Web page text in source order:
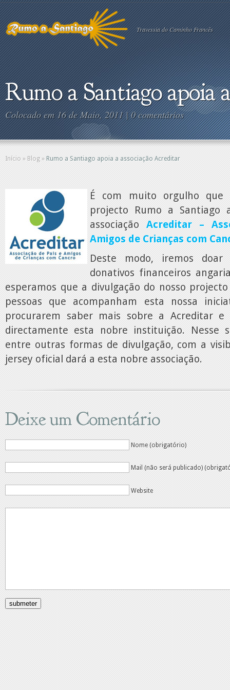
Travessia do Caminho Francês
Rumo a Santiago apoia
Colocado em 16 de Maio, 2011 |0 comentários
Início » Blog » Rumo a Santiago apoia a associação Acreditar
É com muito orgulho que
projecto Rumo a Santiago
associação Acreditar –
Amigos de Crianças com
Deste modo, iremos
donativos financeiros
esperamos que a divulgação do nosso
pessoas que acompanham esta nossa
procurarem saber mais sobre a Acreditar e
directamente esta nobre instituição. Nesse
entre outras formas de divulgação, com a
jersey oficial dará a esta nobre associação.
Deixe um Comentário
Nome (obrigatório)
Mail (não será publicado)
Website